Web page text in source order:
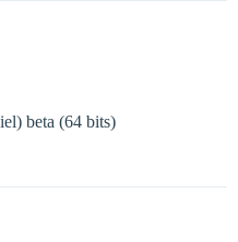
beta (64 bits)